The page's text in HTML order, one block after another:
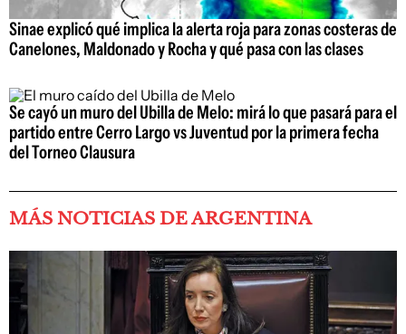
Sinae explicó qué implica la alerta roja para zonas costeras de
Canelones, Maldonado y Rocha y qué pasa con las clases
Se cayó un muro del Ubilla de Melo: mirá lo que pasará para el
partido entre Cerro Largo vs Juventud por la primera fecha
del Torneo Clausura
MÁS NOTICIAS DE ARGENTINA